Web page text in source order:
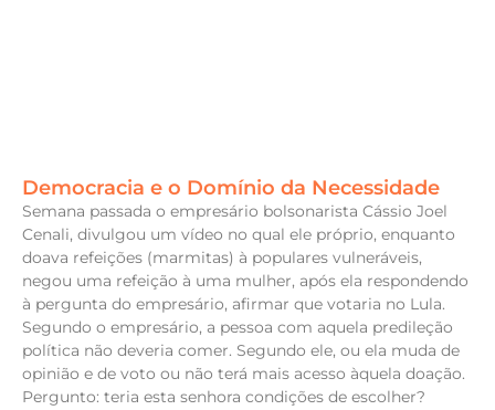
Democracia e o Domínio da Necessidade
Semana passada o empresário bolsonarista Cássio Joel
Cenali, divulgou um vídeo no qual ele próprio, enquanto
doava refeições (marmitas) à populares vulneráveis,
negou uma refeição à uma mulher, após ela respondendo
à pergunta do empresário, afirmar que votaria no Lula.
Segundo o empresário, a pessoa com aquela predileção
política não deveria comer. Segundo ele, ou ela muda de
opinião e de voto ou não terá mais acesso àquela doação.
Pergunto: teria esta senhora condições de escolher?